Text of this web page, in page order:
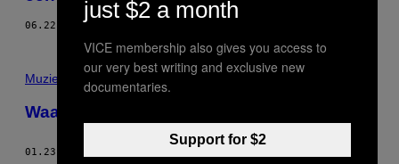
06.22.15
Muziek
Waar de fuck is Bam Margera mee bezig?
01.23.15
just $2 a month
VICE membership also gives you access to
our very best writing and exclusive new
documentaries.
Support for $2